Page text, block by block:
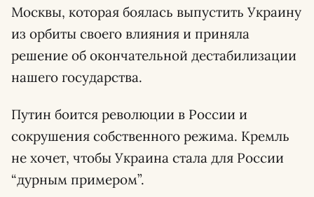
Москвы, которая боялась выпустить Украину
из орбиты своего влияния и приняла
решение об окончательной дестабилизации
нашего государства.
Путин боится революции в России и
сокрушения собственного режима. Кремль
не хочет, чтобы Украина стала для России
“дурным примером”.